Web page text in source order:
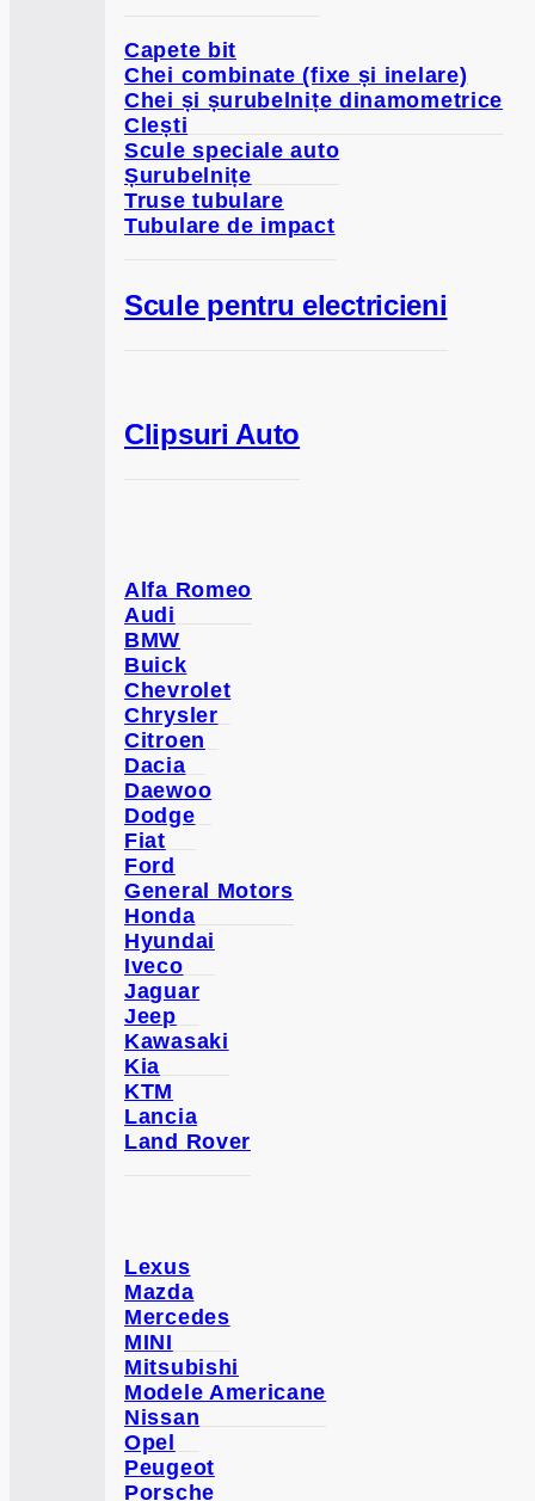
Capete bit
Chei combinate (fixe și inelare)
Chei și șurubelnițe dinamometrice
Clești
Scule speciale auto
Șurubelnițe
Truse tubulare
Tubulare de impact
Scule pentru electricieni
Clipsuri Auto
Alfa Romeo
Audi
BMW
Buick
Chevrolet
Chrysler
Citroen
Dacia
Daewoo
Dodge
Fiat
Ford
General Motors
Honda
Hyundai
Iveco
Jaguar
Jeep
Kawasaki
Kia
KTM
Lancia
Land Rover
Lexus
Mazda
Mercedes
MINI
Mitsubishi
Modele Americane
Nissan
Opel
Peugeot
Porsche